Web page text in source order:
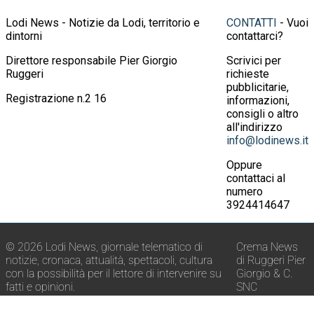
Lodi News - Notizie da Lodi, territorio e
dintorni
Direttore responsabile Pier Giorgio
Ruggeri
Registrazione n.2 16
CONTATTI - Vuoi
contattarci?
Scrivici per
richieste
pubblicitarie,
informazioni,
consigli o altro
all'indirizzo
info@lodinews.it
Oppure
contattaci al
numero
3924414647
© 2026 Lodi News, giornale telematico di
notizie, cronaca, attualità, spettacoli, cultura
con la possibilità per il lettore di intervenire su
fatti e opinioni.
Crema News
di Ruggeri Pier
Giorgio & C.
SNC